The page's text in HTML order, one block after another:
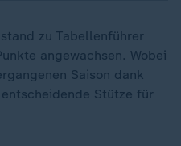
zu Tabellenführer
angewachsen. Wobei
Saison dank
Stütze für